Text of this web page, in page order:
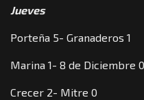
Jueves
Porteña 5- Granaderos 1
Marina 1- 8 de Diciembre 0
Crecer 2- Mitre 0